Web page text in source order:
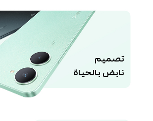
تصميم
نابض بالحياة